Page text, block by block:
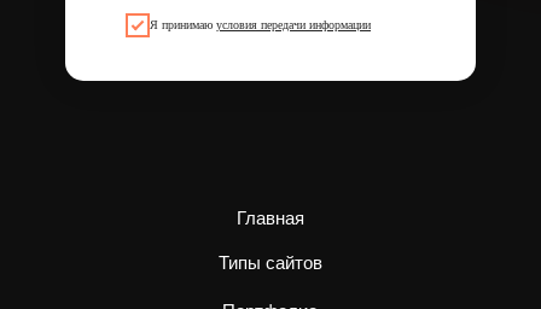
Я принимаю условия передачи информации
Типы сайтов
Главная